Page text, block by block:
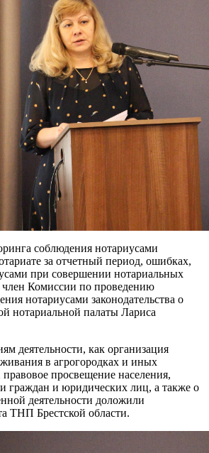
соблюдения нотариусами
за отчетный период, ошибках,
при совершении нотариальных
член Комиссии по проведению
нотариусами законодательства о
нотариальной палаты Лариса
деятельности, как организация
в агрогородках и иных
просвещение населения,
граждан и юридических лиц, а также о
деятельности доложили
ТНП Брестской области.